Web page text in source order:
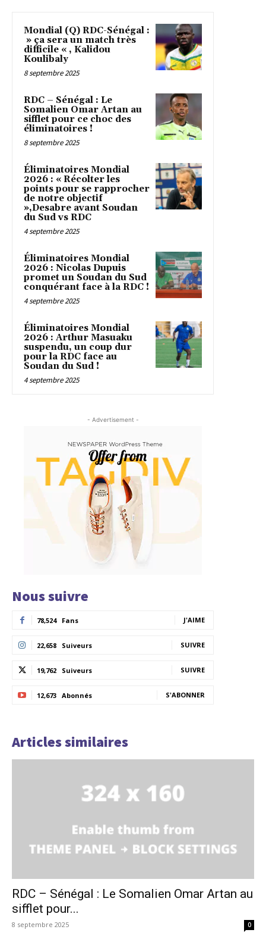
Mondial (Q) RDC-Sénégal :
» ça sera un match très
difficile « , Kalidou
Koulibaly
8 septembre 2025
RDC – Sénégal : Le
Somalien Omar Artan au
sifflet pour ce choc des
éliminatoires !
8 septembre 2025
Éliminatoires Mondial
2026 : « Récolter les
points pour se rapprocher
de notre objectif
»,Desabre avant Soudan
du Sud vs RDC
4 septembre 2025
Éliminatoires Mondial
2026 : Nicolas Dupuis
promet un Soudan du Sud
conquérant face à la RDC !
4 septembre 2025
Éliminatoires Mondial
2026 : Arthur Masuaku
suspendu, un coup dur
pour la RDC face au
Soudan du Sud !
4 septembre 2025
- Advertisement -
Nous suivre
78,524 Fans J'AIME
22,658 Suiveurs SUIVRE
19,762 Suiveurs SUIVRE
12,673 Abonnés S'ABONNER
Articles similaires
RDC – Sénégal : Le Somalien Omar Artan au
sifflet pour...
8 septembre 2025 0